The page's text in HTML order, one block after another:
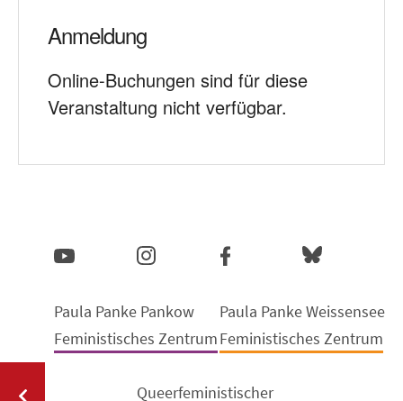
Anmeldung
Online-Buchungen sind für diese
Veranstaltung nicht verfügbar.
Paula Panke Pankow
Feministisches Zentrum
Paula Panke Weissensee
Feministisches Zentrum
Queerfeministischer